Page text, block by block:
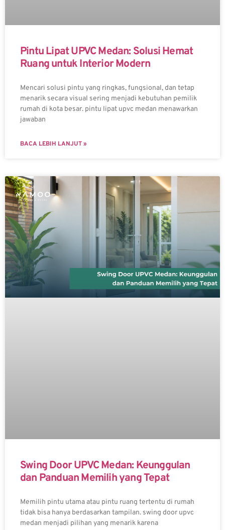
Pintu Lipat UPVC Medan: Solusi Hemat
Ruang untuk Interior Modern
Mencari solusi pintu yang ringkas, fungsional, dan tetap
menarik secara visual sering menjadi kebutuhan pemilik
rumah di kota besar. pintu lipat upvc medan menawarkan
jawaban
BACA LEBIH LANJUT »
Swing Door UPVC Medan: Keunggulan
dan Panduan Memilih yang Tepat
Memilih pintu utama atau pintu ruang tertentu di rumah
tidak bisa hanya berdasarkan tampilan. swing door upvc
medan menjadi pilihan yang menarik karena